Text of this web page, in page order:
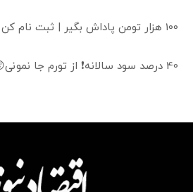
100 هزار تومن پاداش بگیر | ثبت نام کن
40 درصد سود سالانه❗ از تورم جا نمونی😲